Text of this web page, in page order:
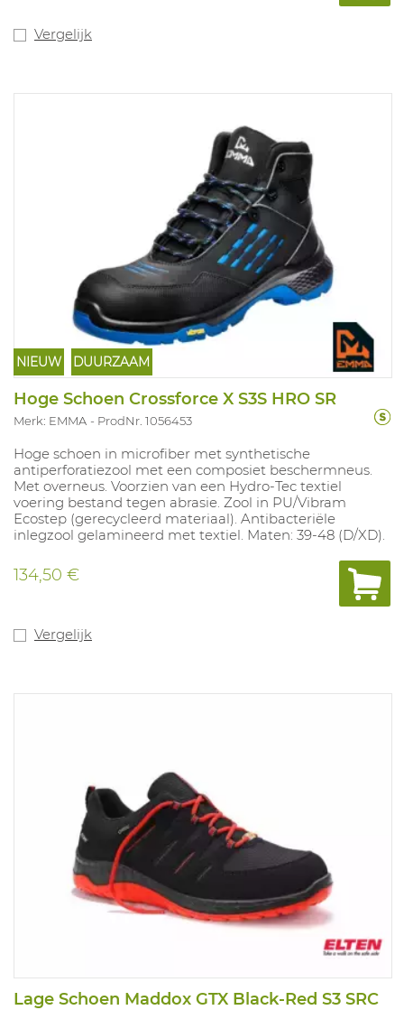
vloeistoffen en
behandeling, voedingsmiddelen
prEN 13034 Type 6, EN 13982 Type 5.
Vergelijk
NIEUW DUURZAAM
Hoge Schoen Crossforce X S3S HRO SR
Merk: EMMA ProdNr. 1056453
Hoge schoen in microfiber met synthetische
antiperforatiezool met een composiet beschermneus.
Met overneus. Voorzien van een Hydro-Tec textiel
voering bestand tegen abrasie. Zool in PU/Vibram
Ecostep (gerecycleerd materiaal). Antibacteriële
inlegzool gelamineerd met textiel. Maten: 39-48 (D/XD).
134,50 €
Vergelijk
Lage Schoen Maddox GTX Black-Red S3 SRC